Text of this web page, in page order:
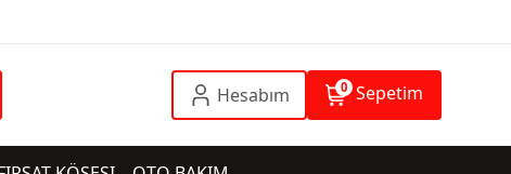
Hesabım 0 Sepetim